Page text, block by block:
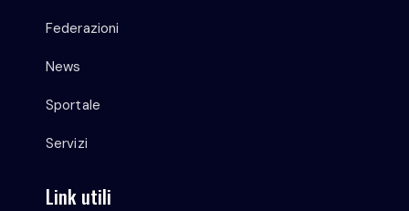
Federazioni
News
Sportale
Servizi
Link utili